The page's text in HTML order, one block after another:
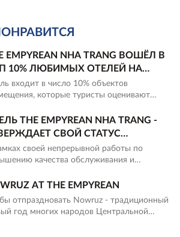
EMPYREAN NHA TRANG ВОШЁЛ В
10% ЛЮБИМЫХ ОТЕЛЕЙ НА
входит в число 10% объектов
которые туристы оценивают
на премии Travelers’ Choice 2026.
THE EMPYREAN NHA TRANG -
СВОЙ СТАТУС
ОТЕЛЯ ВО ВЬЕТНАМЕ К
ГОДУ.
своей непрерывной работы по
качества обслуживания и
туризма Вьетнама, отель The
удостоившись чести войти в десятку
отелей Вьетнама 2026 года на
AT THE EMPYREAN
отпраздновать Nowruz - традиционный
год многих народов Центральной